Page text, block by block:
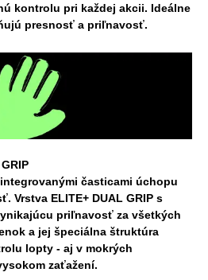
kontrolu pri každej akcii. Ideálne
presnosť a priľnavosť.
časticami úchopu
Vrstva ELITE+ DUAL GRIP s
priľnavosť za všetkých
a jej špeciálna štruktúra
lopty - aj v mokrých
zaťažení.